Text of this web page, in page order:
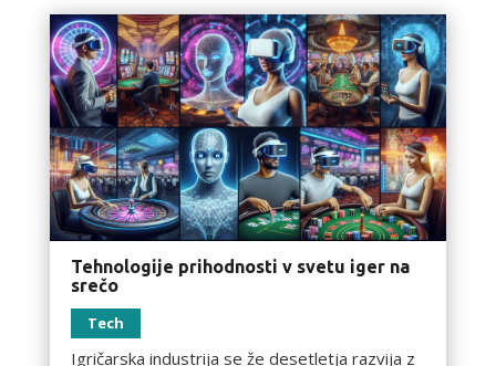
Tehnologije prihodnosti v svetu iger na
srečo
Tech
Igričarska industrija se že desetletja razvija z